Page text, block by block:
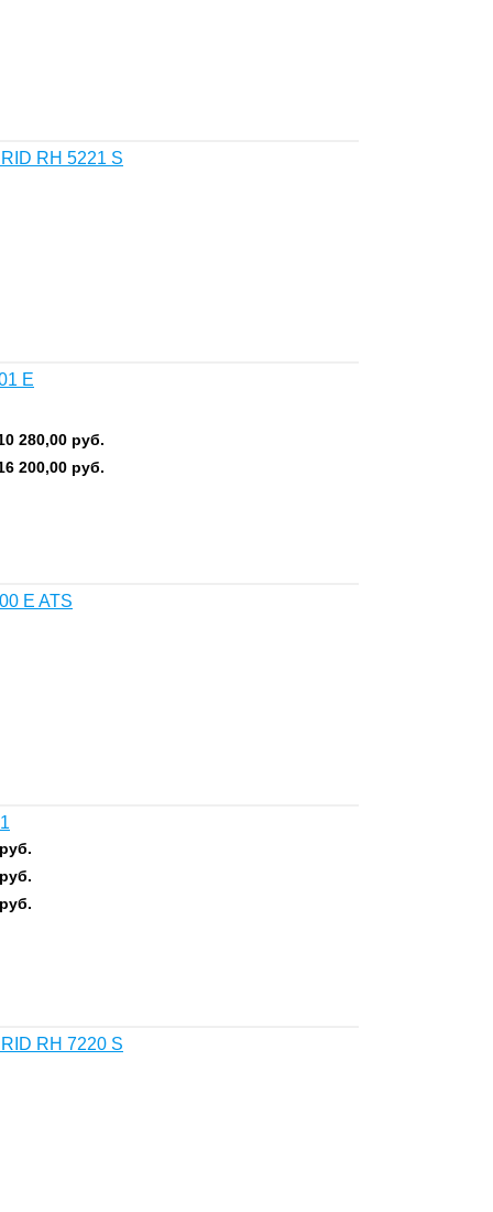
RH 5221 S
E
280,00 руб.
200,00 руб.
E ATS
руб.
руб.
руб.
RH 7220 S